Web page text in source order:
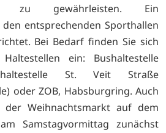
zu gewährleisten. Ein
entsprechenden Sporthallen
Bei Bedarf finden Sie sich
ein: Bushaltestelle
St. Veit Straße
oder ZOB, Habsburgring. Auch
der Weihnachtsmarkt auf dem
Samstagvormittag zunächst